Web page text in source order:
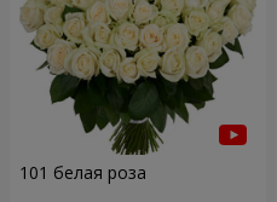
101 белая роза